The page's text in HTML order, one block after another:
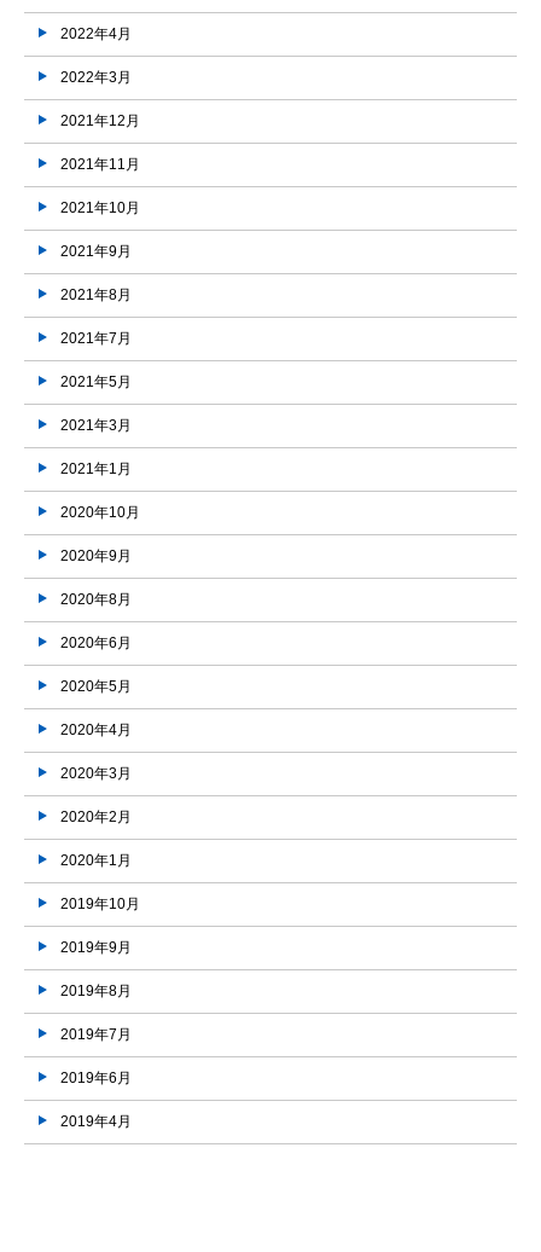
2022年4月
2022年3月
2021年12月
2021年11月
2021年10月
2021年9月
2021年8月
2021年7月
2021年5月
2021年3月
2021年1月
2020年10月
2020年9月
2020年8月
2020年6月
2020年5月
2020年4月
2020年3月
2020年2月
2020年1月
2019年10月
2019年9月
2019年8月
2019年7月
2019年6月
2019年4月